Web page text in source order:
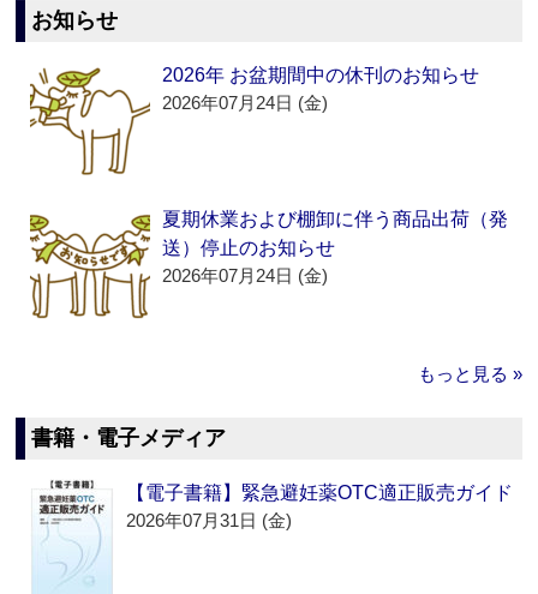
お知らせ
2026年 お盆期間中の休刊のお知らせ
2026年07月24日 (金)
夏期休業および棚卸に伴う商品出荷（発
送）停止のお知らせ
2026年07月24日 (金)
もっと見る »
書籍・電子メディア
【電子書籍】緊急避妊薬OTC適正販売ガイド
2026年07月31日 (金)